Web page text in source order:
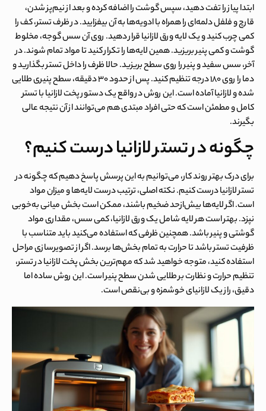
ابتدا پیاز را تفت دهید، سپس گوشت را اضافه کرده و بعد از نیم‌پز شدن،
قارچ و فلفل دلمه‌ای را همراه با ادویه‌ها به آن بیفزایید. در ظرف تستر، کف را
کمی چرب کنید و یک لایه ورق لازانیا قرار دهید. روی آن سس گوجه، مخلوط
گوشت و کمی پنیر بریزید. همین لایه‌ها را تکرار کنید تا مواد تمام شوند. در
آخر، سس سفید و پنیر را روی سطح بریزید. حالا ظرف را داخل تستر بگذارید و
دما را روی ۱۸۰ درجه تنظیم کنید. پس از حدود ۳۰ دقیقه، سطح پنیری طلایی
شده و لازانیا آماده است. این روش در واقع یک دستور پخت لازانیا با تستر
کامل و مطمئن است که حتی افراد مبتدی هم می‌توانند از آن نتیجه عالی
بگیرند.
چگونه در تستر لازانیا درست کنیم؟
برای درک بهتر روند کار، می‌توانیم به این پرسش پاسخ دهیم که چگونه در
تستر لازانیا درست کنیم. نکته اصلی، ترتیب درست لایه‌ها و میزان مواد
است. اگر لایه‌ها بیش‌ازحد ضخیم باشند، ممکن است بخش میانی به‌خوبی
نپزد. بهتر است هر لایه شامل یک ورق لازانیا، کمی سس، مقداری مواد
گوشتی و پنیر باشد. همچنین ظرفی که استفاده می‌کنید باید متناسب با
ظرفیت تستر باشد تا حرارت به تمام بخش‌ها برسد. اگر از تصویرسازی مراحل
استفاده کنید، متوجه خواهید شد که مهم‌ترین بخش پخت لازانیا در تستر،
تنظیم حرارت و نظارت بر طلایی شدن سطح پنیر است. این روش ساده اما
دقیق، راز یک لازانیای خوشمزه و بی‌نقص است.